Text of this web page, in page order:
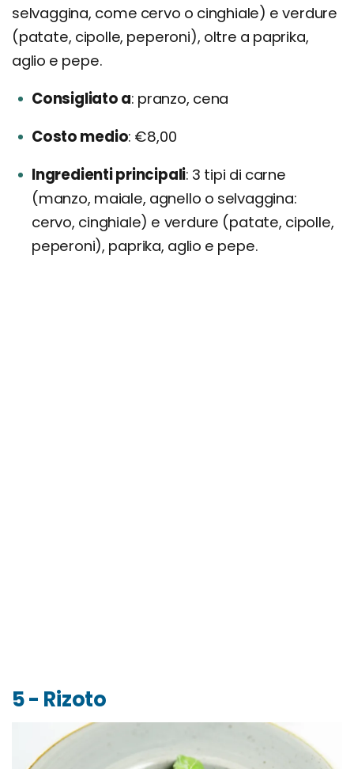
selvaggina, come cervo o cinghiale) e verdure
(patate, cipolle, peperoni), oltre a paprika,
aglio e pepe.
Consigliato a pranzo, cena
Costo medio €8,00
Ingredienti principali 3 tipi di carne
(manzo, maiale, agnello o selvaggina:
cervo, cinghiale) e verdure (patate, cipolle,
peperoni), paprika, aglio e pepe.
5 - Rizoto